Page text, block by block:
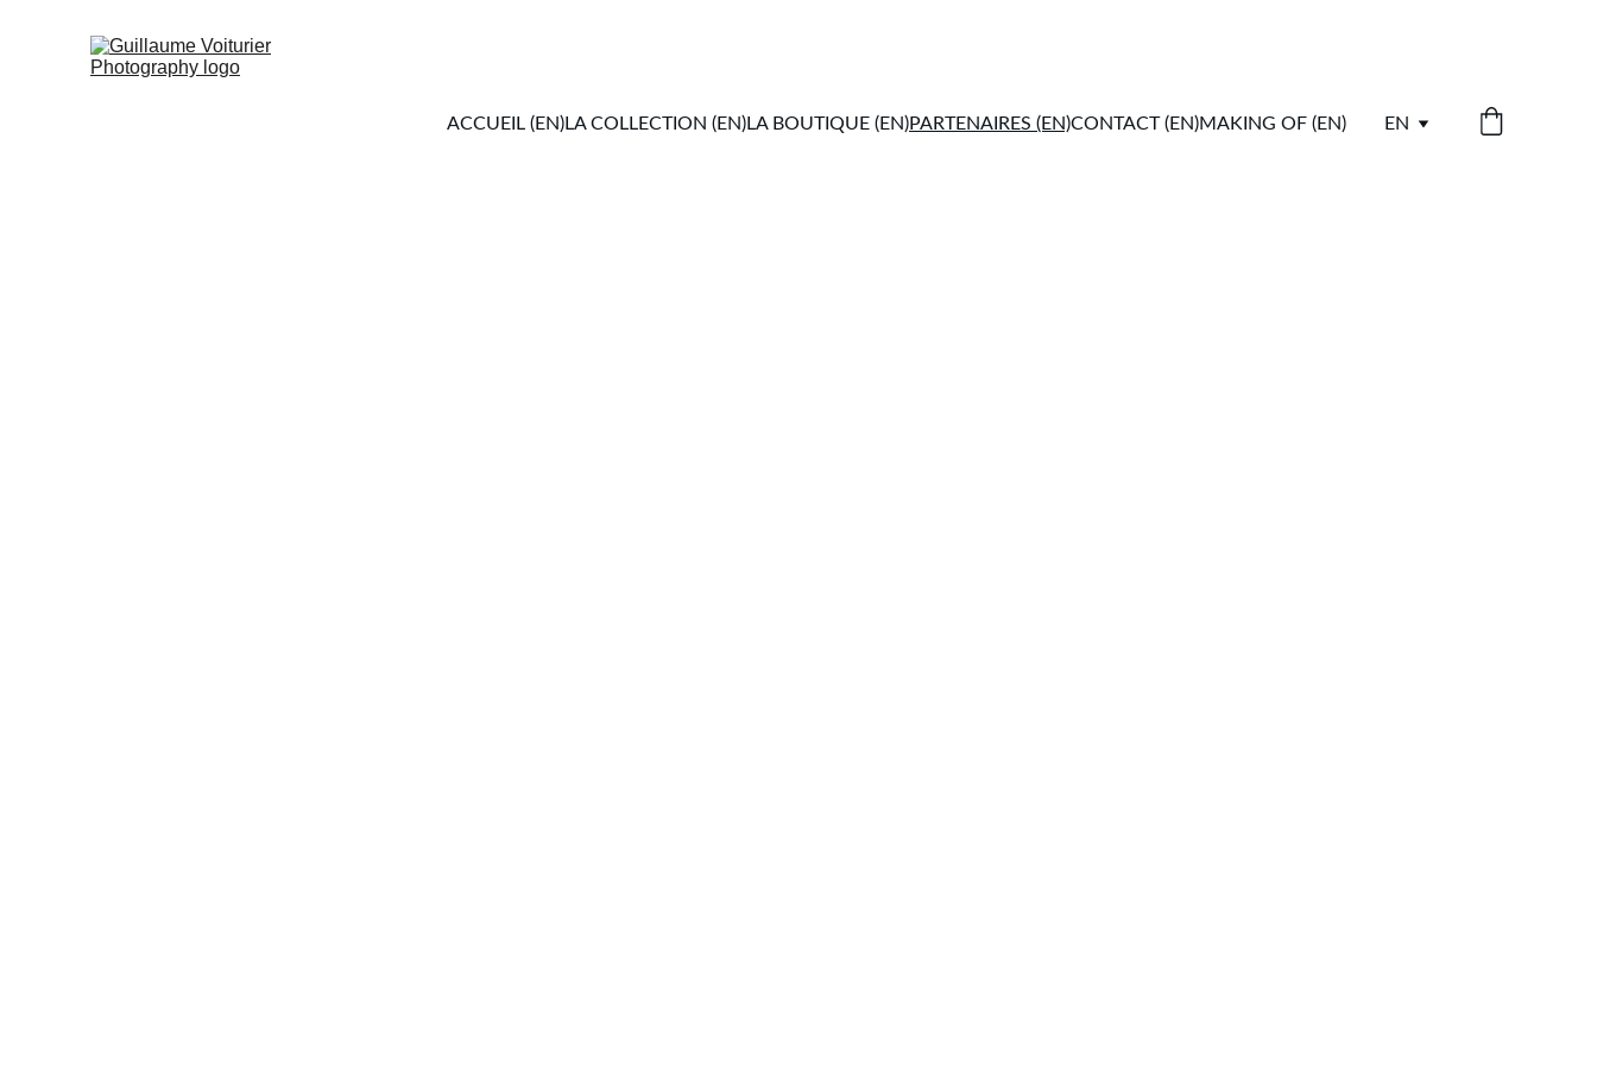
ACCUEIL (EN)LA COLLECTION (EN)LA BOUTIQUE (EN)PARTENAIRES (EN)CONTACT (EN)MAKING OF (EN) EN